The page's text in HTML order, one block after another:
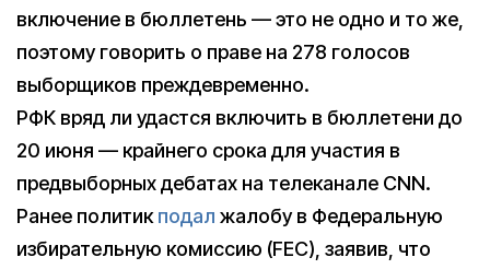
включение в бюллетень — это не одно и то же,
поэтому говорить о праве на 278 голосов
выборщиков преждевременно.
РФК вряд ли удастся включить в бюллетени до
20 июня — крайнего срока для участия в
предвыборных дебатах на телеканале CNN.
Ранее политикподал жалобу в Федеральную
избирательную комиссию (FEC), заявив, что